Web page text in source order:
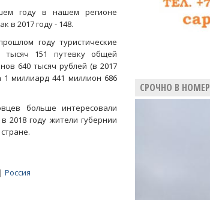
году в нашем регионе
в 2017 году - 148.
году туристические
тысяч 151 путевку общей
640 тысяч рублей (в 2017
1 миллиард 441 миллион 686
больше интересовали
2018 году жители губернии
| Россия
СРОЧНО В НОМЕР